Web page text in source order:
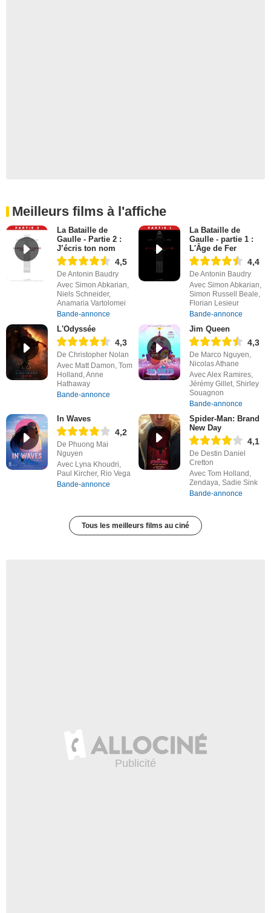
Meilleurs films à l'affiche
La Bataille de
Gaulle - Partie 2 :
J’écris ton nom
4,5
De Antonin Baudry
Avec Simon Abkarian,
Niels Schneider,
Anamaria Vartolomei
Bande-annonce
La Bataille de
Gaulle - partie 1 :
L'Âge de Fer
4,4
De Antonin Baudry
Avec Simon Abkarian,
Simon Russell Beale,
Florian Lesieur
Bande-annonce
L'Odyssée
4,3
De Christopher Nolan
Avec Matt Damon, Tom
Holland, Anne
Hathaway
Bande-annonce
Jim Queen
4,3
De Marco Nguyen,
Nicolas Athane
Avec Alex Ramires,
Jérémy Gillet, Shirley
Souagnon
Bande-annonce
In Waves
4,2
De Phuong Mai
Nguyen
Avec Lyna Khoudri,
Paul Kircher, Rio Vega
Bande-annonce
Spider-Man: Brand
New Day
4,1
De Destin Daniel
Cretton
Avec Tom Holland,
Zendaya, Sadie Sink
Bande-annonce
Tous les meilleurs films au ciné